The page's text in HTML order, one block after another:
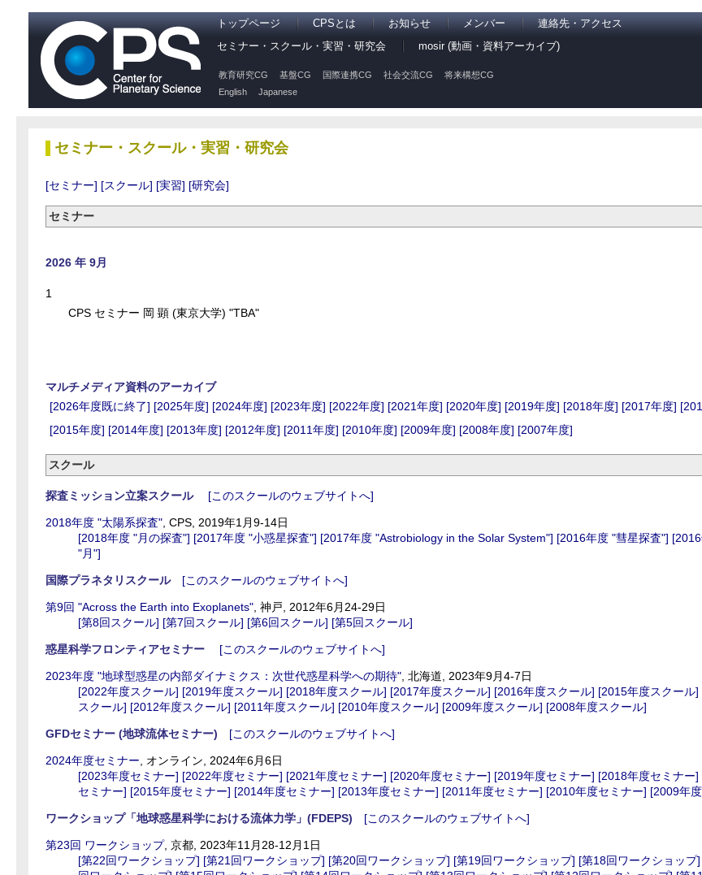
トップページ CPSとは お知らせ メンバー
連絡先・アクセス
セミナー・スクール・実習・研究会
mosir (動画・資料アーカイブ)
教育研究CG 基盤CG 国際連携CG 社会交流CG
将来構想CG
English
Japanese
セミナー・スクール・実習・研究会
[セミナー] [スクール] [実習] [研究会]
セミナー
2026 年 9月
1
CPS セミナー 岡 顕 (東京大学) "TBA"
マルチメディア資料のアーカイブ
[2026年度既に終了] [2025年度] [2024年度] [2023年度] [2022年度] [2021年度] [2020年度] [2019年度] [2018年度] [2017年度]
[2015年度] [2014年度] [2013年度] [2012年度] [2011年度] [2010年度] [2009年度] [2008年度] [2007年度]
スクール
探査ミッション立案スクール [このスクールのウェブサイトへ]
2018年度 "太陽系探査" , CPS, 2019年1月9-14日
[2018年度 "月の探査"] [2017年度 "小惑星探査"] [2017年度 "Astrobiology in the Solar System"] [2016年度 "彗星探査"]
"月"]
国際プラネタリスクール[このスクールのウェブサイトへ]
第9回 "Across the Earth into Exoplanets" , 神戸, 2012年6月24-29日
[第8回スクール] [第7回スクール] [第6回スクール] [第5回スクール]
惑星科学フロンティアセミナー [このスクールのウェブサイトへ]
2023年度 "地球型惑星の内部ダイナミクス：次世代惑星科学への期待" , 北海道, 2023年9月4-7日
[2022年度スクール] [2019年度スクール] [2018年度スクール] [2017年度スクール] [2016年度スクール] [2015年度スクール]
スクール] [2012年度スクール] [2011年度スクール] [2010年度スクール] [2009年度スクール] [2008年度スクール]
GFDセミナー (地球流体セミナー) [このスクールのウェブサイトへ]
2024年度セミナー , オンライン, 2024年6月6日
[2023年度セミナー] [2022年度セミナー] [2021年度セミナー] [2020年度セミナー] [2019年度セミナー] [2018年度セミナー]
セミナー] [2015年度セミナー] [2014年度セミナー] [2013年度セミナー] [2011年度セミナー] [2010年度セミナー] [2009年
ワークショップ「地球惑星科学における流体力学」(FDEPS) [このスクールのウェブサイトへ]
第23回 ワークショップ, 京都, 2023年11月28-12月1日
[第22回ワークショップ] [第21回ワークショップ] [第20回ワークショップ] [第19回ワークショップ] [第18回ワークショップ]